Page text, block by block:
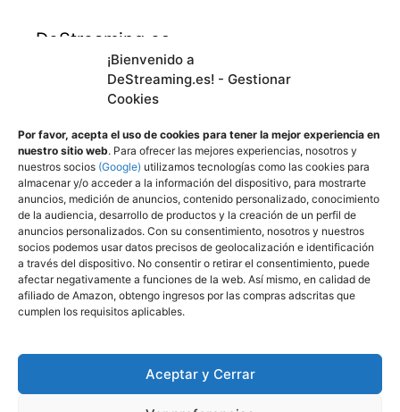
¡Bienvenido a
DeStreaming.es! - Gestionar
Cookies
Por favor, acepta el uso de cookies para tener la mejor experiencia en
nuestro sitio web. Para ofrecer las mejores experiencias, nosotros y
nuestros socios (Google) utilizamos tecnologías como las cookies para
almacenar y/o acceder a la información del dispositivo, para mostrarte
anuncios, medición de anuncios, contenido personalizado, conocimiento
de la audiencia, desarrollo de productos y la creación de un perfil de
anuncios personalizados. Con su consentimiento, nosotros y nuestros
socios podemos usar datos precisos de geolocalización e identificación
a través del dispositivo. No consentir o retirar el consentimiento, puede
afectar negativamente a funciones de la web. Así mismo, en calidad de
afiliado de Amazon, obtengo ingresos por las compras adscritas que
cumplen los requisitos aplicables.
Aceptar y Cerrar
DeStreaming.es
En calidad de afiliado de Amazon, obtengo
cumplen los requisitos aplicables.
Utilizamos cookies propias y de terceros para
mejorar nuestros servicios y mostrarle
publicidad a través de Adsense, mediante el
análisis de sus hábitos de navegación.
Puede cambiar la configuración u obtener
más información aquí:
Política de cookies (UE)